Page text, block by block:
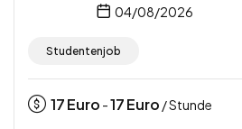
04/08/2026
Studentenjob
17Euro -17Euro / Stunde